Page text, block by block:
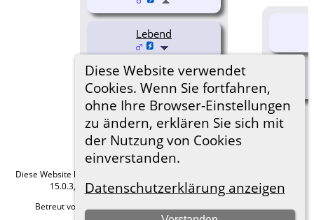
Diese Website verwendet
Cookies. Wenn Sie fortfahren,
ohne Ihre Browser-Einstellungen
zu ändern, erklären Sie sich mit
der Nutzung von Cookies
einverstanden.
Datenschutzerklärung anzeigen
Lebend
Dunja Faulstich
(1960-1961)
Diese Website läuft mit
15.0.3, programmiert von Darrin Lythgoe © 2001-2026.
Betreut von